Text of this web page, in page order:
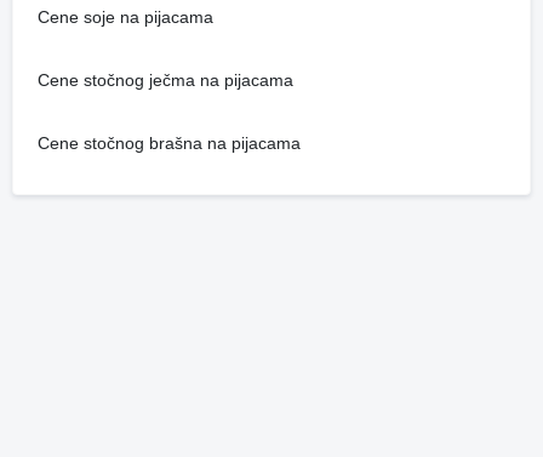
Cene soje na pijacama
Cene stočnog ječma na pijacama
Cene stočnog brašna na pijacama